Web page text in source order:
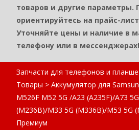
товаров и другие параметры.
ориентируйтесь на прайс-
Уточняйте цены и наличие в
телефону или в мессенджерах!
Запчасти для телефонов и
Товары > Аккумулятор для
M526F M52 5G /A23 (A235F)/A73
(M236B)/M33 5G (M336B)/M53 5G
Премиум